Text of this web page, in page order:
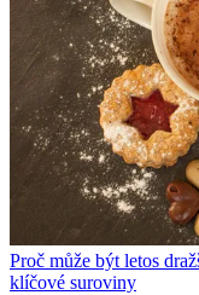
Proč může být letos
klíčové suroviny